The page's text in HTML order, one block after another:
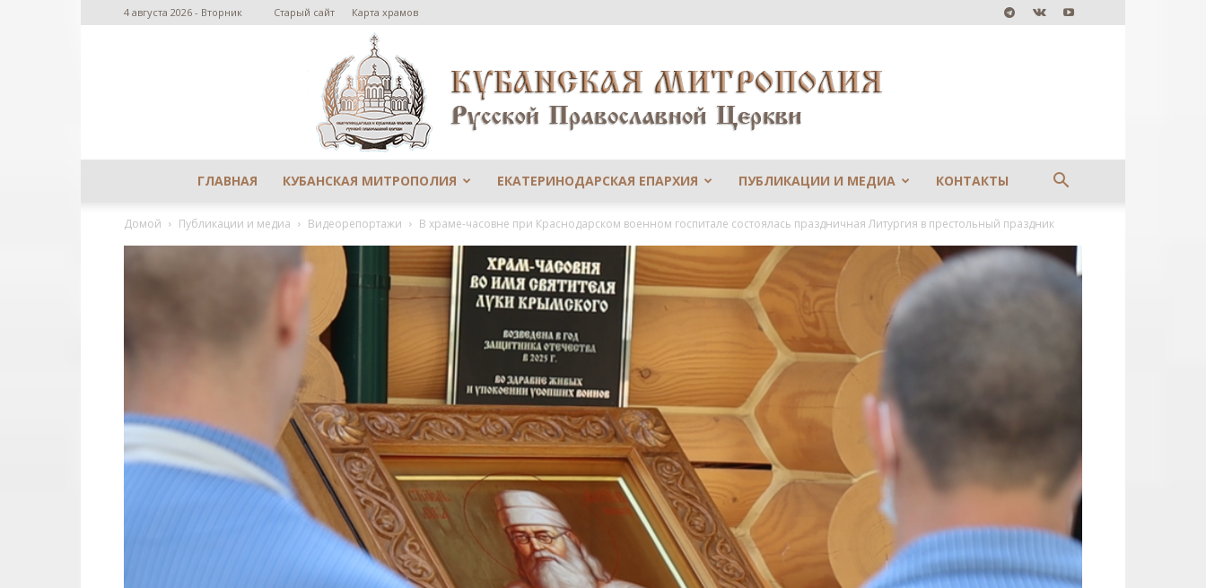
4 августа 2026 - Вторник Старый сайт Карта храмов
Екатеринодарской
и
Кубанской
ГЛАВНАЯ КУБАНСКАЯ МИТРОПОЛИЯ ЕКАТЕРИНОДАРСКАЯ ЕПАРХИЯ ПУБЛИКАЦИИ И МЕДИА КОНТАКТЫ
Домой Публикации и медиа Видеорепортажи В храме-часовне при Краснодарском военном госпитале состоялась праздничная Литургия в престольный праздник